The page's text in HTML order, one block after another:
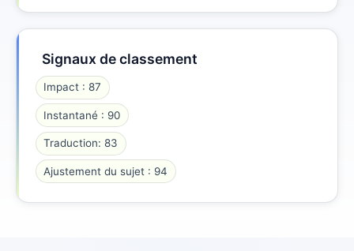
Signaux de classement
Impact : 87
Instantané : 90
Traduction: 83
Ajustement du sujet : 94